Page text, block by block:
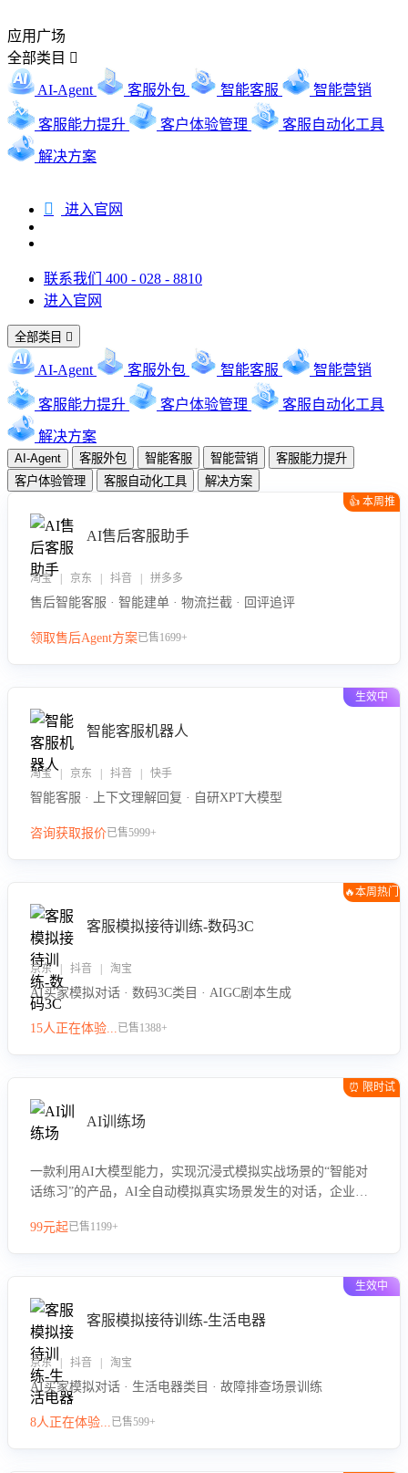
应用广场
全部类目 
AI-Agent 客服外包 智能客服 智能营销
客服能力提升 客户体验管理 客服自动化工具
解决方案
 进入官网
联系我们 400 - 028 - 8810
进入官网
全部类目 
AI-Agent 客服外包 智能客服 智能营销
客服能力提升 客户体验管理 客服自动化工具
解决方案
AI-Agent 客服外包 智能客服 智能营销
客服能力提升
客户体验管理
客服自动化工具 解决方案
👍 本周推
AI售后客服助手
淘宝 | 京东 | 抖音 | 拼多多
售后智能客服 · 智能建单 · 物流拦截 · 回评追评
领取售后Agent方案已售1699+
生效中
智能客服机器人
淘宝 | 京东 | 抖音 | 快手
智能客服 · 上下文理解回复 · 自研XPT大模型
咨询获取报价已售5999+
🔥本周热门
客服模拟接待训练-数码3C
京东 | 抖音 | 淘宝
AI买家模拟对话 · 数码3C类目 · AIGC剧本生成
15人正在体验...已售1388+
⏰ 限时试
AI训练场
一款利用AI大模型能力，实现沉浸式模拟实战场景的“智能对
话练习”的产品，AI全自动模拟真实场景发生的对话，企业可
力。
99元起已售1199+
生效中
客服模拟接待训练-生活电器
京东 | 抖音 | 淘宝
AI买家模拟对话 · 生活电器类目 · 故障排查场景训练
8人正在体验...已售599+